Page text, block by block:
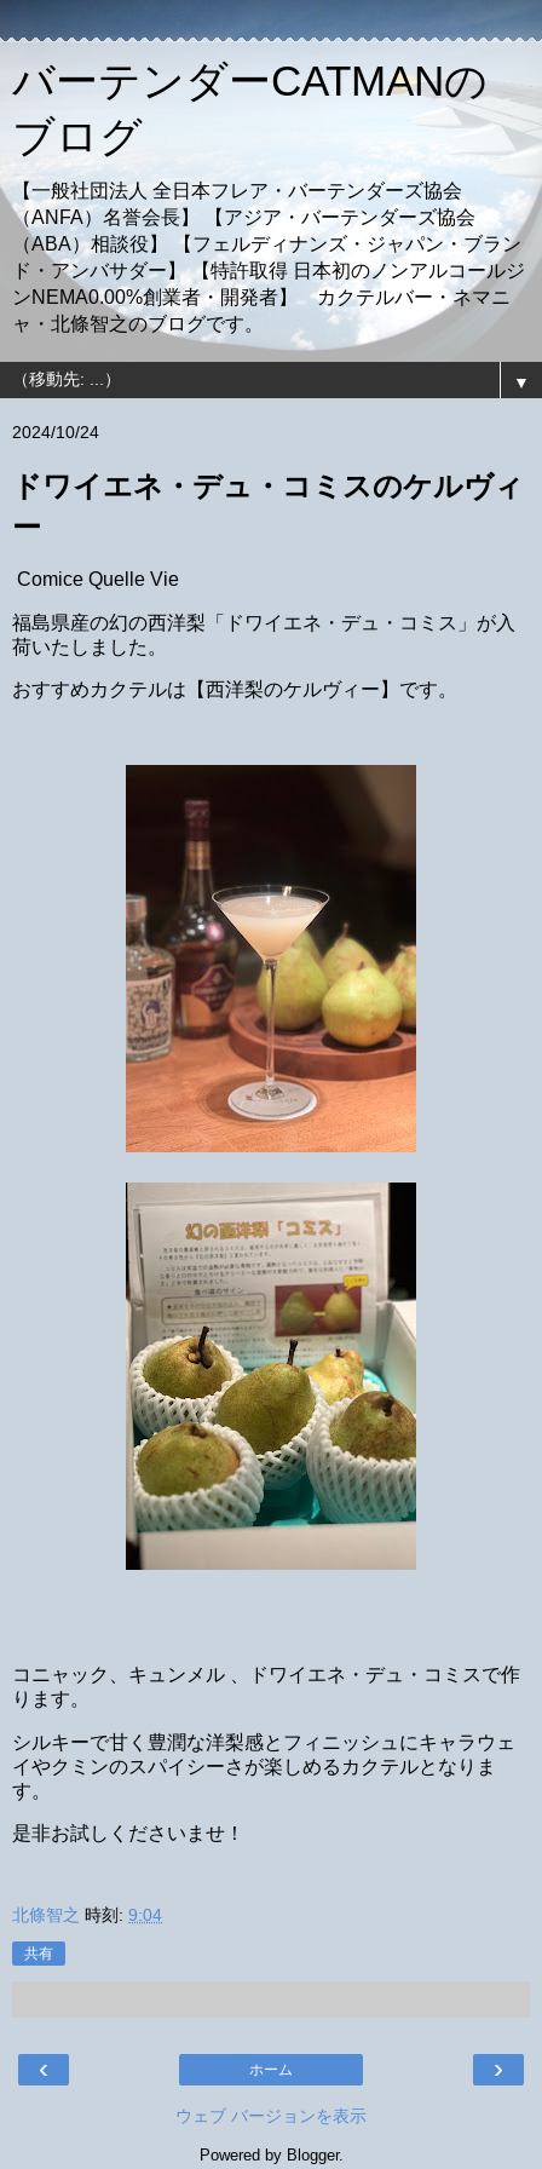
バーテンダーCATMANの
ブログ
【一般社団法人 全日本フレア・バーテンダーズ協会
（ANFA）名誉会長】 【アジア・バーテンダーズ協会
（ABA）相談役】 【フェルディナンズ・ジャパン・ブラン
ド・アンバサダー】 【特許取得 日本初のノンアルコールジ
ンNEMA0.00%創業者・開発者】 カクテルバー・ネマニ
ャ・北條智之のブログです。
▼
2024/10/24
ドワイエネ・デュ・コミスのケルヴィ
ー
Comice Quelle Vie
福島県産の幻の西洋梨「ドワイエネ・デュ・コミス」が入
荷いたしました。
おすすめカクテルは【西洋梨のケルヴィー】です。
コニャック、キュンメル 、ドワイエネ・デュ・コミスで作
ります。
シルキーで甘く豊潤な洋梨感とフィニッシュにキャラウェ
イやクミンのスパイシーさが楽しめるカクテルとなりま
す。
是非お試しくださいませ！
北條智之 時刻: 9:04
共有
‹ ›
ホーム
ウェブ バージョンを表示
Powered by Blogger.